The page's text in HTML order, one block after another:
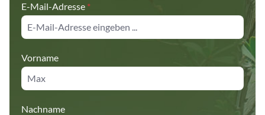
E-Mail-Adresse *
Vorname
Nachname